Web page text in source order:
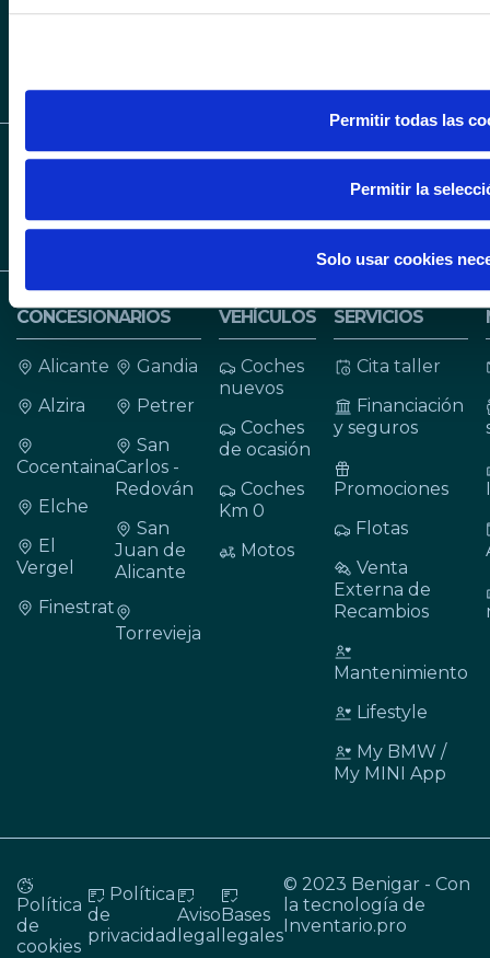
Permitir todas las
Permitir la
Solo usar cookies
CONCESIONARIOS
Alicante
Alzira
Cocentaina
Elche
El
Vergel
Finestrat
Gandia
Petrer
San
Carlos -
Redován
San
Juan de
Alicante
Torrevieja
VEHÍCULOS
Coches
nuevos
Coches
de ocasión
Coches
Km 0
Motos
SERVICIOS
Cita taller
Financiación
y seguros
Promociones
Flotas
Venta
Externa de
Recambios
Mantenimiento
Lifestyle
My BMW /
My MINI App
Política
de
cookies
Política
de
privacidad
Aviso
legal
Bases
legales
© 2023 Benigar - Con
la tecnología de
Inventario.pro